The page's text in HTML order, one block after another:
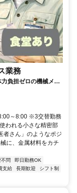
業務
負担ゼロの機械メン
夜勤でガッツリ稼げ
～8:00 ※3交替勤務
われる小さな精密部
者さん」のようなポジ
に、金属材料をカチ
問
即日勤務OK
支給 長期歓迎
シフト制